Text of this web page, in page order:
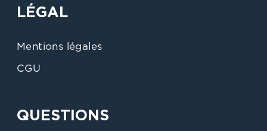
LÉGAL
Mentions légales
CGU
QUESTIONS